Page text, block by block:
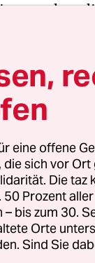
belegte,
will
die
Mit
wechseln.
nicht zu
eine offene
die sich vor
Die taz
Prozent
– bis zum 30.
Orte
Sind Sie